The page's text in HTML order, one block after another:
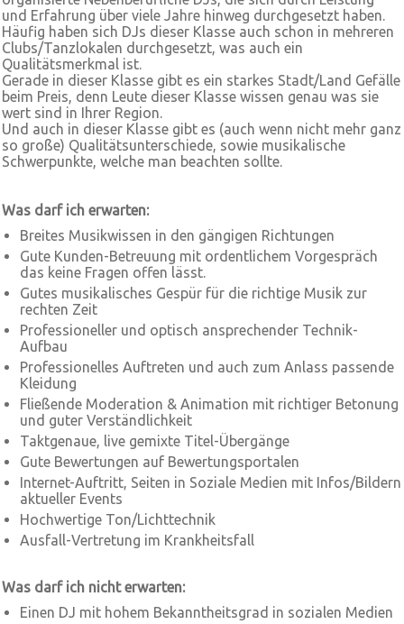
und Erfahrung über viele Jahre hinweg durchgesetzt haben.
Häufig haben sich DJs dieser Klasse auch schon in mehreren
Clubs/Tanzlokalen durchgesetzt, was auch ein
Qualitätsmerkmal ist.
Gerade in dieser Klasse gibt es ein starkes Stadt/Land Gefälle
beim Preis, denn Leute dieser Klasse wissen genau was sie
wert sind in Ihrer Region.
Und auch in dieser Klasse gibt es (auch wenn nicht mehr ganz
so große) Qualitätsunterschiede, sowie musikalische
Schwerpunkte, welche man beachten sollte.
Was darf ich erwarten:
Breites Musikwissen in den gängigen Richtungen
Gute Kunden-Betreuung mit ordentlichem Vorgespräch
das keine Fragen offen lässt.
Gutes musikalisches Gespür für die richtige Musik zur
rechten Zeit
Professioneller und optisch ansprechender Technik-
Aufbau
Professionelles Auftreten und auch zum Anlass passende
Kleidung
Fließende Moderation & Animation mit richtiger Betonung
und guter Verständlichkeit
Taktgenaue, live gemixte Titel-Übergänge
Gute Bewertungen auf Bewertungsportalen
Internet-Auftritt, Seiten in Soziale Medien mit Infos/Bildern
aktueller Events
Hochwertige Ton/Lichttechnik
Ausfall-Vertretung im Krankheitsfall
Was darf ich nicht erwarten:
Einen DJ mit hohem Bekanntheitsgrad in sozialen Medien